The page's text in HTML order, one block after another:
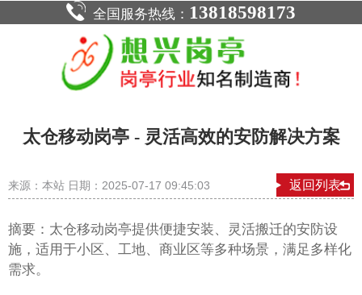
全国服务热线： 13818598173
​太仓移动岗亭 - 灵活高效的安防解决方案
返回列表
来源：本站 日期：2025-07-17 09:45:03
摘要：太仓移动岗亭提供便捷安装、灵活搬迁的安防设
施，适用于小区、工地、商业区等多种场景，满足多样化
需求。